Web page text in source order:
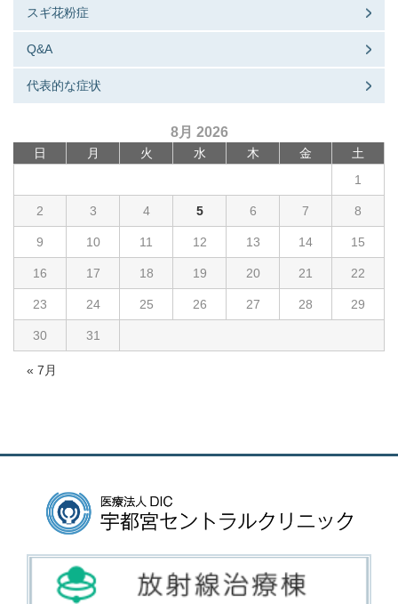
スギ花粉症
Q&A
代表的な症状
8月 2026
日 月 火 水 木 金 土
« 7月
1
2 3 4 5 6 7 8
9 10 11 12 13 14 15
16 17 18 19 20 21 22
23 24 25 26 27 28 29
30 31